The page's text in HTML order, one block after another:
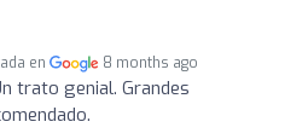
en 8 months ago
trato genial. Grandes